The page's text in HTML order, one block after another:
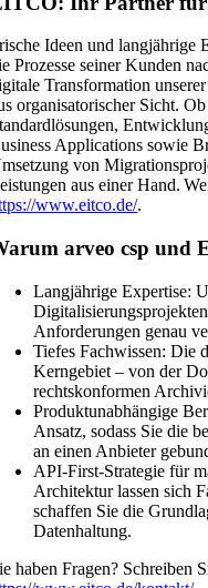
Ideen und
Prozesse seiner Kunden
Transformation
organisatorischer Sicht.
Applications sowie
von
aus einer Hand.
www.eitco.de/.
arveo csp und
Langjährige Expertise:
Anforderungen genau
Tiefes Fachwissen: Die
Kerngebiet – von der
rechtskonformen
Produktunabhängige
Ansatz, sodass Sie die
an einen Anbieter
API-First-Strategie für
Architektur lassen sich
schaffen Sie die
Datenhaltung.
haben Fragen? Schreiben